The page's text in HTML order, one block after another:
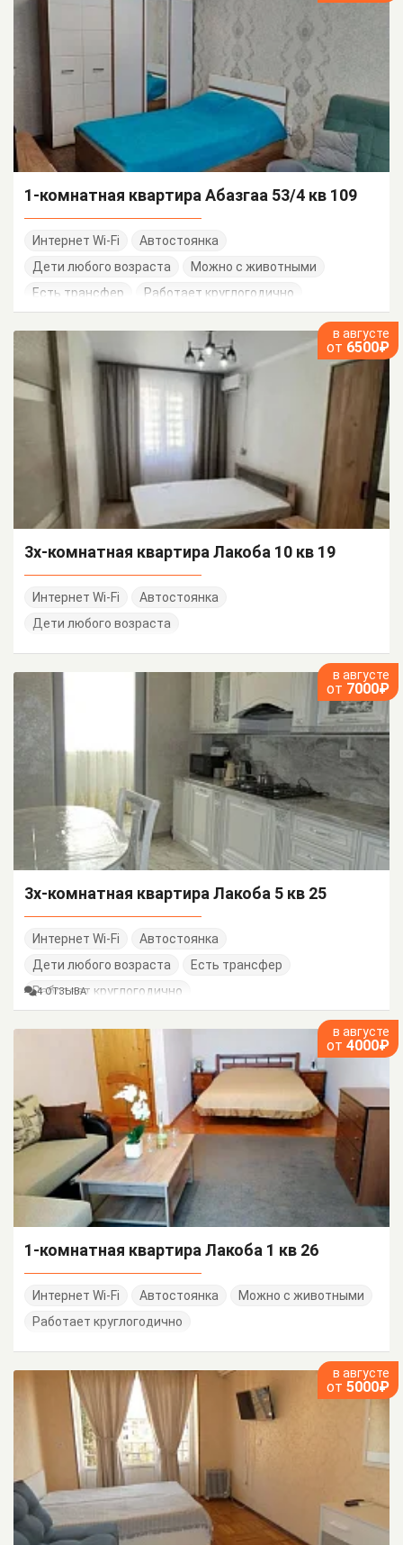
1-комнатная квартира Абазгаа 53/4 кв 109
Интернет Wi-Fi
Автостоянка
Дети любого возраста
Можно с животными
Есть трансфер
Работает круглогодично
в августе
от 6500₽
3х-комнатная квартира Лакоба 10 кв 19
Интернет Wi-Fi
Автостоянка
Дети любого возраста
в августе
от 7000₽
3х-комнатная квартира Лакоба 5 кв 25
Интернет Wi-Fi
Автостоянка
Дети любого возраста
Есть трансфер
Работает круглогодично
4 ОТЗЫВА
в августе
от 4000₽
1-комнатная квартира Лакоба 1 кв 26
Интернет Wi-Fi Автостоянка
Можно с животными
Работает круглогодично
в августе
от 5000₽